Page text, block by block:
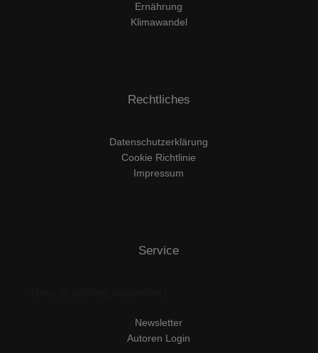
Ernährung
Klimawandel
Rechtliches
Datenschutzerklärung
Cookie Richtlinie
Impressum
Service
Newsletter
Autoren Login